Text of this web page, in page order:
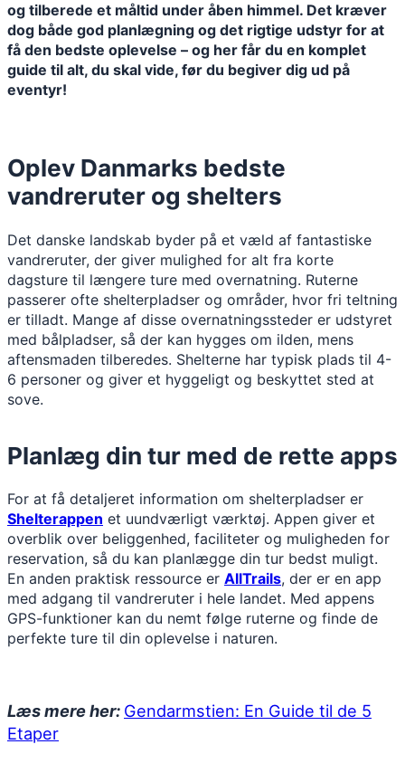
og tilberede et måltid under åben himmel. Det kræver
dog både god planlægning og det rigtige udstyr for at
få den bedste oplevelse – og her får du en komplet
guide til alt, du skal vide, før du begiver dig ud på
eventyr!
Oplev Danmarks bedste
vandreruter og shelters
Det danske landskab byder på et væld af fantastiske
vandreruter, der giver mulighed for alt fra korte
dagsture til længere ture med overnatning. Ruterne
passerer ofte shelterpladser og områder, hvor fri teltning
er tilladt. Mange af disse overnatningssteder er udstyret
med bålpladser, så der kan hygges om ilden, mens
aftensmaden tilberedes. Shelterne har typisk plads til 4-
6 personer og giver et hyggeligt og beskyttet sted at
sove.
Planlæg din tur med de rette apps
For at få detaljeret information om shelterpladser er
Shelterappen et uundværligt værktøj. Appen giver et
overblik over beliggenhed, faciliteter og muligheden for
reservation, så du kan planlægge din tur bedst muligt.
En anden praktisk ressource er AllTrails, der er en app
med adgang til vandreruter i hele landet. Med appens
GPS-funktioner kan du nemt følge ruterne og finde de
perfekte ture til din oplevelse i naturen.
Læs mere her: Gendarmstien: En Guide til de 5
Etaper